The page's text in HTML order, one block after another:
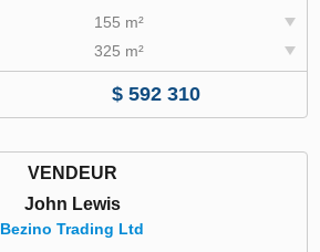
155 m²
325 m²
$ 592 310
VENDEUR
John Lewis
Bezino Trading Ltd